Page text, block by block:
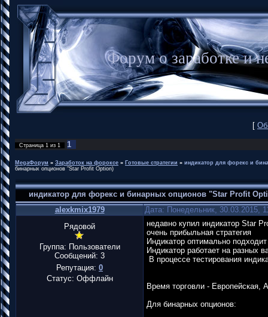
Форум о заработке
[
Страница 1 из 1 1
MegaФорум » Заработок на фороксе » Готовые стратегии » индикатор для форекс и
бинарных опционов "Star Profit Option)
индикатор для форекс и бинарных опционов "Star Profit
alexkmix1979
Дата: Понедельник, 30.03.2015,
Рядовой
Группа: Пользователи
Сообщений: 3
Репутация: 0
Статус: Оффлайн
недавно купил индикатор Star
очень прибыльная стратегия
Индикатор оптимально
Индикатор работает на разных
В процессе тестирования
Время торговли - Европейская,
Для бинарных опционов: